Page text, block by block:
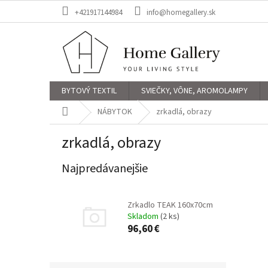
+421917144984 info@homegallery.sk
BYTOVÝ TEXTIL SVIEČKY, VÔNE, AROMOLAMPY
DomovNÁBYTOK zrkadlá, obrazy
zrkadlá, obrazy
Najpredávanejšie
Zrkadlo TEAK 160x70cm
Skladom (2 ks)
96,60 €